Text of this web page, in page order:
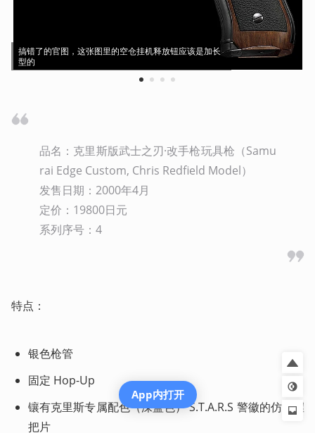
搞错了的官图，这张图里的空仓挂机释放钮应该是加长
型的
1 2 3 4
品名：克里斯版武士之刃·改手枪玩具枪（Samu
rai Edge Custom, Chris Redfield Model）
发售日期：2000年4月
定价：19800日元
系列序号：4
特点：
银色枪管
固定 Hop-Up
镶有克里斯专属配色（深蓝色） S.T.A.R.S 警徽的仿木握
把片
App内打开